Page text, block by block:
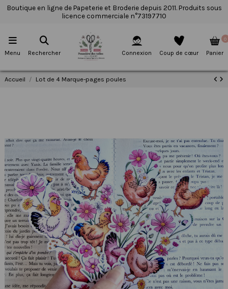
Boutique en ligne de Papeterie et Broderie depuis 2011. Produits sous
licence commerciale n°73197710
Menu Rechercher Connexion Coup de cœur
0
Panier
Accueil Lot de 4 Marque-pages poules